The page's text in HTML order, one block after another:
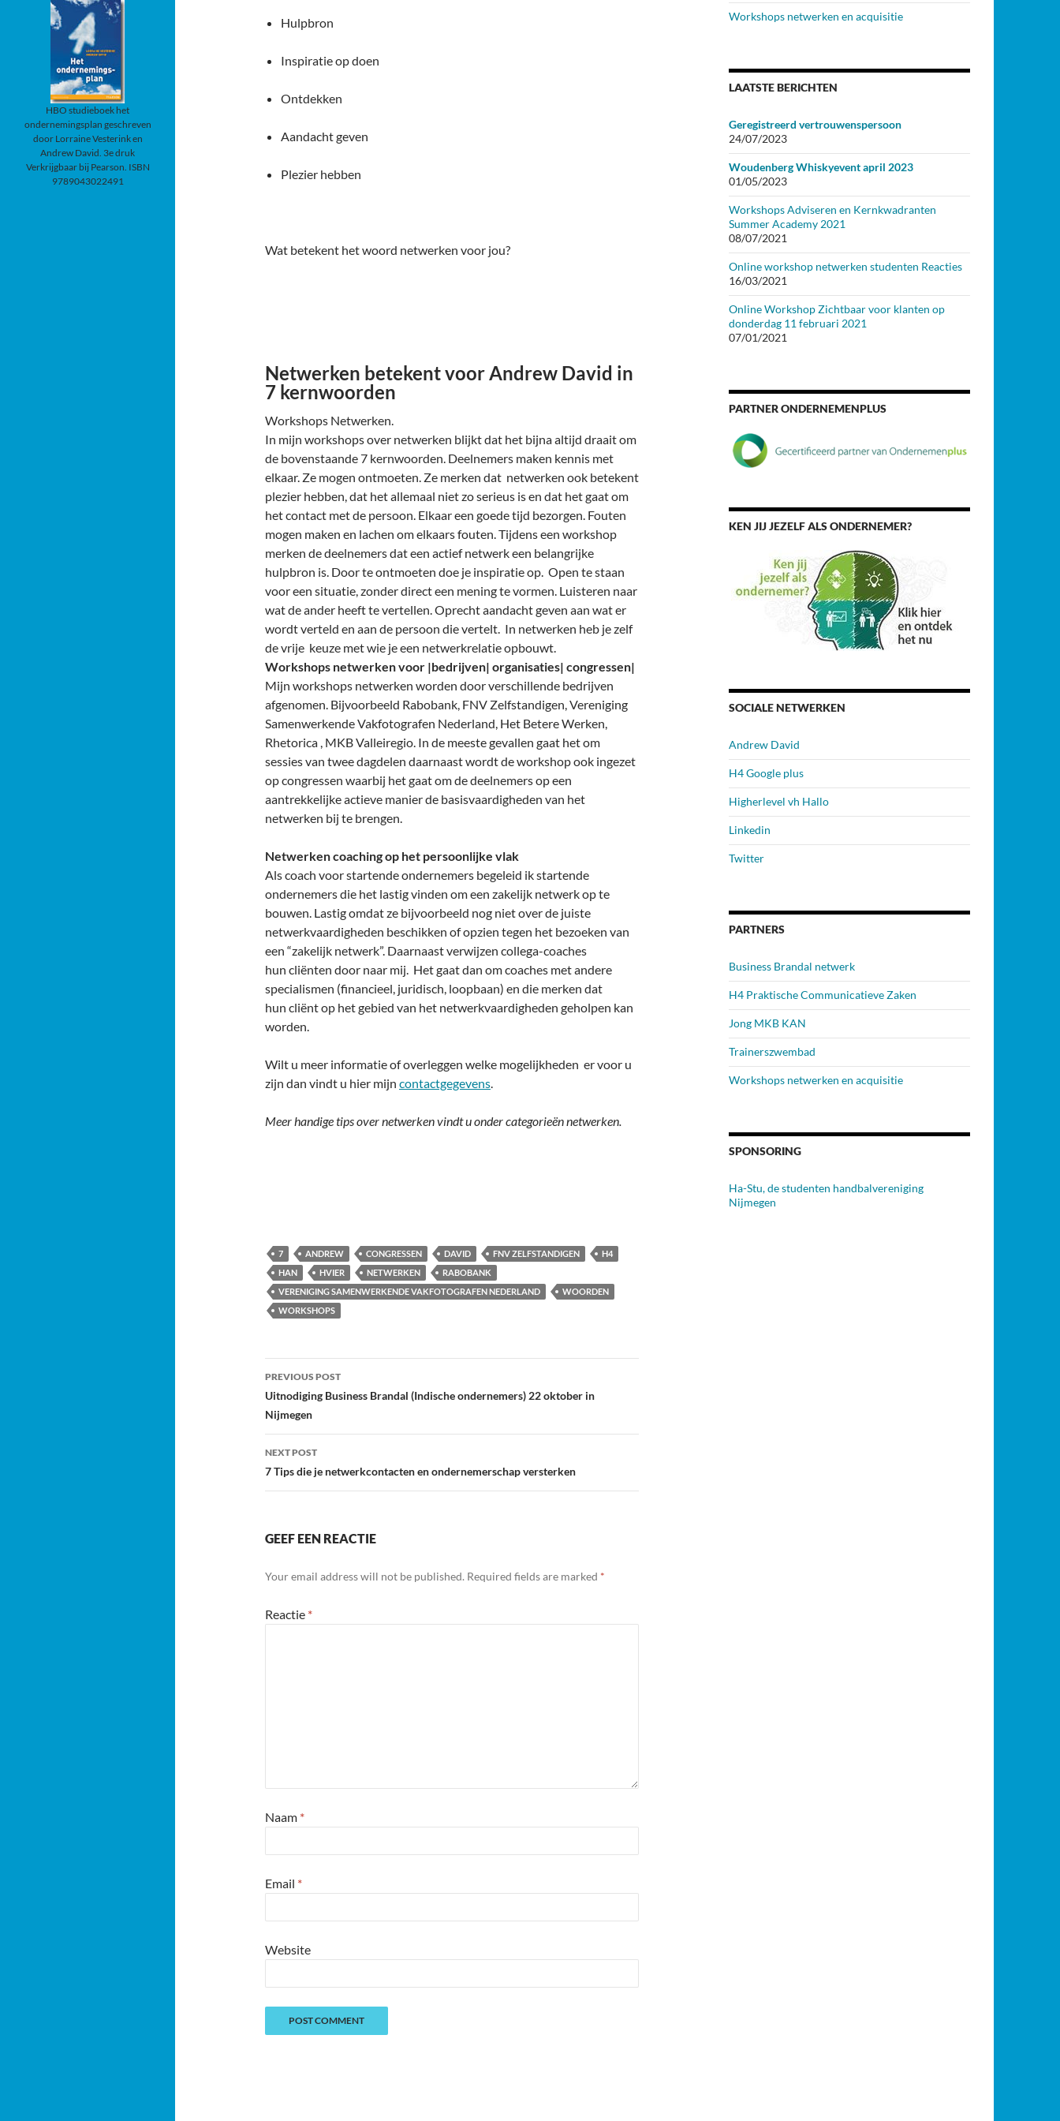
Hulpbron
Inspiratie op doen
Ontdekken
Aandacht geven
Plezier hebben
Wat betekent het woord netwerken voor jou?
Netwerken betekent voor Andrew David in
7 kernwoorden
Workshops Netwerken.
In mijn workshops over netwerken blijkt dat het bijna altijd draait om
de bovenstaande 7 kernwoorden. Deelnemers maken kennis met
elkaar. Ze mogen ontmoeten. Ze merken dat netwerken ook betekent
plezier hebben, dat het allemaal niet zo serieus is en dat het gaat om
het contact met de persoon. Elkaar een goede tijd bezorgen. Fouten
mogen maken en lachen om elkaars fouten. Tijdens een workshop
merken de deelnemers dat een actief netwerk een belangrijke
hulpbron is. Door te ontmoeten doe je inspiratie op. Open te staan
voor een situatie, zonder direct een mening te vormen. Luisteren naar
wat de ander heeft te vertellen. Oprecht aandacht geven aan wat er
wordt verteld en aan de persoon die vertelt. In netwerken heb je zelf
de vrije keuze met wie je een netwerkrelatie opbouwt.
Workshops netwerken voor |bedrijven| organisaties| congressen|
Mijn workshops netwerken worden door verschillende bedrijven
afgenomen. Bijvoorbeeld Rabobank, FNV Zelfstandigen, Vereniging
Samenwerkende Vakfotografen Nederland, Het Betere Werken,
Rhetorica , MKB Valleiregio. In de meeste gevallen gaat het om
sessies van twee dagdelen daarnaast wordt de workshop ook ingezet
op congressen waarbij het gaat om de deelnemers op een
aantrekkelijke actieve manier de basisvaardigheden van het
netwerken bij te brengen.
Netwerken coaching op het persoonlijke vlak
Als coach voor startende ondernemers begeleid ik startende
ondernemers die het lastig vinden om een zakelijk netwerk op te
bouwen. Lastig omdat ze bijvoorbeeld nog niet over de juiste
netwerkvaardigheden beschikken of opzien tegen het bezoeken van
een “zakelijk netwerk”. Daarnaast verwijzen collega-coaches
hun cliënten door naar mij. Het gaat dan om coaches met andere
specialismen (financieel, juridisch, loopbaan) en die merken dat
hun cliënt op het gebied van het netwerkvaardigheden geholpen kan
worden.
Wilt u meer informatie of overleggen welke mogelijkheden er voor u
zijn dan vindt u hier mijn contactgegevens.
Meer handige tips over netwerken vindt u onder categorieën netwerken.
7 ANDREW CONGRESSEN DAVID FNV ZELFSTANDIGEN
H4
HAN
HVIER NETWERKEN
RABOBANK
VERENIGING SAMENWERKENDE VAKFOTOGRAFEN NEDERLAND
WOORDEN
WORKSHOPS
Post
navigation
PREVIOUS POST
Uitnodiging Business Brandal (Indische ondernemers) 22 oktober in
Nijmegen
NEXT POST
7 Tips die je netwerkcontacten en ondernemerschap versterken
GEEF EEN REACTIE
Your email address will not be published. Required fields are marked *
Reactie *
Naam *
Email *
Website
Workshops netwerken en acquisitie
LAATSTE BERICHTEN
Geregistreerd vertrouwenspersoon
24/07/2023
Woudenberg Whiskyevent april 2023
01/05/2023
Workshops Adviseren en Kernkwadranten
Summer Academy 2021
08/07/2021
Online workshop netwerken studenten Reacties
16/03/2021
Online Workshop Zichtbaar voor klanten op
donderdag 11 februari 2021
07/01/2021
PARTNER ONDERNEMENPLUS
KEN JIJ JEZELF ALS ONDERNEMER?
SOCIALE NETWERKEN
Andrew David
H4 Google plus
Higherlevel vh Hallo
Linkedin
Twitter
PARTNERS
Business Brandal netwerk
H4 Praktische Communicatieve Zaken
Jong MKB KAN
Trainerszwembad
Workshops netwerken en acquisitie
SPONSORING
Ha-Stu, de studenten handbalvereniging
Nijmegen
HBO studieboek het
ondernemingsplan geschreven
door Lorraine Vesterink en
Andrew David. 3e druk
Verkrijgbaar bij Pearson. ISBN
9789043022491